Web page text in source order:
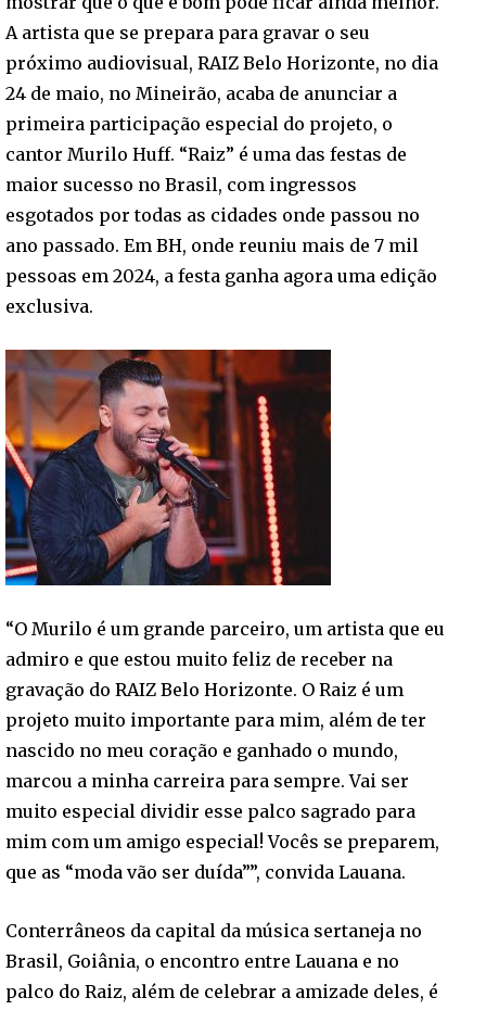
A artista que se prepara para gravar o seu
próximo audiovisual, RAIZ Belo Horizonte, no dia
24 de maio, no Mineirão, acaba de anunciar a
primeira participação especial do projeto, o
cantor Murilo Huff. “Raiz” é uma das festas de
maior sucesso no Brasil, com ingressos
esgotados por todas as cidades onde passou no
ano passado. Em BH, onde reuniu mais de 7 mil
pessoas em 2024, a festa ganha agora uma edição
exclusiva.
“O Murilo é um grande parceiro, um artista que eu
admiro e que estou muito feliz de receber na
gravação do RAIZ Belo Horizonte. O Raiz é um
projeto muito importante para mim, além de ter
nascido no meu coração e ganhado o mundo,
marcou a minha carreira para sempre. Vai ser
muito especial dividir esse palco sagrado para
mim com um amigo especial! Vocês se preparem,
que as “moda vão ser duída””, convida Lauana.
Conterrâneos da capital da música sertaneja no
Brasil, Goiânia, o encontro entre Lauana e no
palco do Raiz, além de celebrar a amizade deles, é